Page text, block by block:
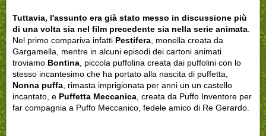
Tuttavia, l'assunto era già stato messo in discussione più
di una volta sia nel film precedente sia nella serie animata
Nel primo compariva infatti Pestifera , monella creata da
Gargamella, mentre in alcuni episodi dei cartoni animati
troviamo Bontina , piccola puffolina creata dai puffolini con lo
stesso incantesimo che ha portato alla nascita di puffetta,
Nonna puffa , rimasta imprigionata per anni un un castello
incantato, e Puffetta Meccanica , creata da Puffo Inventore per
far compagnia a Puffo Meccanico, fedele amico di Re Gerardo.